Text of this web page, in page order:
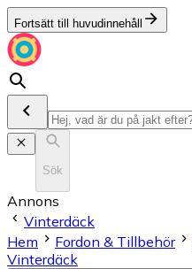
Fortsätt till huvudinnehåll
Sök
Annons
Vinterdäck
Hem
Fordon & Tillbehör
Vinterdäck